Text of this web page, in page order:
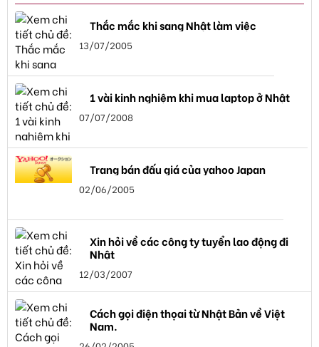
Thắc mắc khi sang Nhật làm việc
13/07/2005
1 vài kinh nghiệm khi mua laptop ở Nhật
07/07/2008
Trang bán đấu giá của yahoo Japan
02/06/2005
Xin hỏi về các công ty tuyển lao động đi
Nhật
12/03/2007
Cách gọi điện thọai từ Nhật Bản về Việt
Nam.